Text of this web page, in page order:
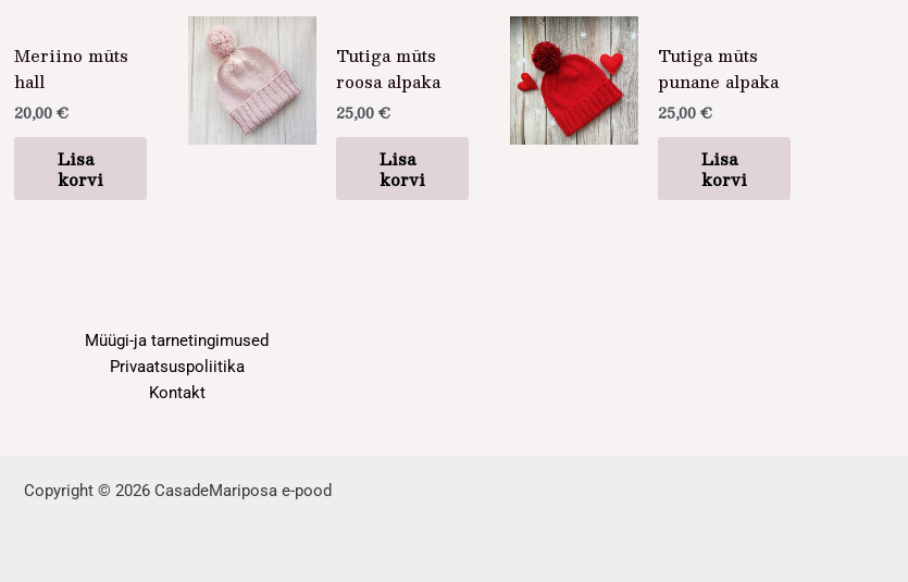
Meriino müts
hall
20,00€
Lisa
korvi
Tutiga müts
roosa alpaka
25,00€
Lisa
korvi
Tutiga müts
punane alpaka
25,00€
Lisa
korvi
Müügi-ja tarnetingimused
Privaatsuspoliitika
Kontakt
Copyright © 2026 CasadeMariposa e-pood